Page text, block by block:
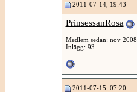
2011-07-14, 19:43
PrinsessanRosa
Medlem sedan: nov 2008
Inlägg: 93
2011-07-15, 07:20